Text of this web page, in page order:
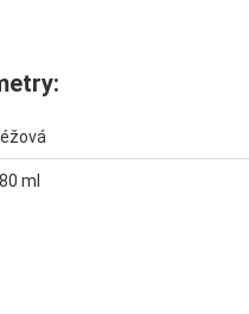
ml